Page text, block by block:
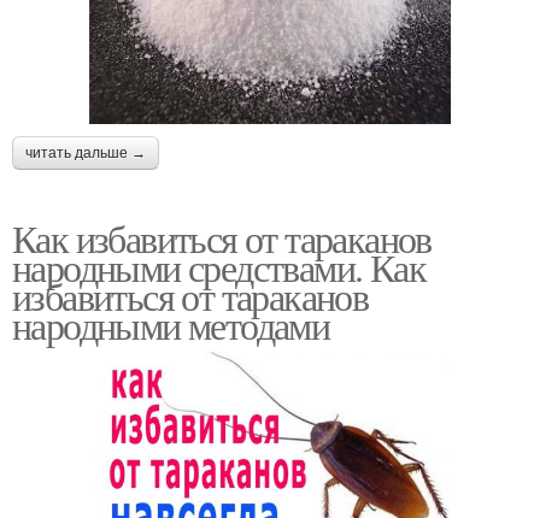
читать дальше →
Как избавиться от тараканов
народными средствами. Как
избавиться от тараканов
народными методами